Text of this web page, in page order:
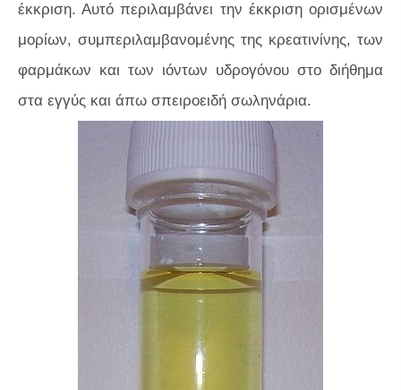
έκκριση. Αυτό περιλαμβάνει την έκκριση ορισμένων
μορίων, συμπεριλαμβανομένης της κρεατινίνης, των
φαρμάκων και των ιόντων υδρογόνου στο διήθημα
στα εγγύς και άπω σπειροειδή σωληνάρια.